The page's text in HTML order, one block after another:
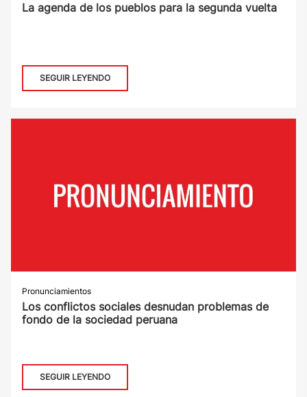
La agenda de los pueblos para la segunda vuelta
SEGUIR LEYENDO
Pronunciamientos
Los conflictos sociales desnudan problemas de
fondo de la sociedad peruana
SEGUIR LEYENDO